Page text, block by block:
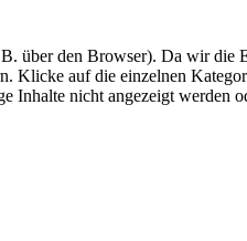
über den Browser). Da wir die
Klicke auf die einzelnen
Inhalte nicht angezeigt werden